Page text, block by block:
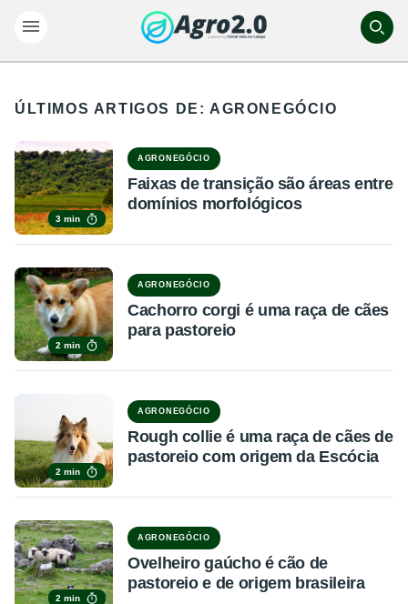
ÚLTIMOS ARTIGOS DE: AGRONEGÓCIO
3 min
AGRONEGÓCIO
Faixas de transição são áreas entre
domínios morfológicos
2 min
AGRONEGÓCIO
Cachorro corgi é uma raça de cães
para pastoreio
2 min
AGRONEGÓCIO
Rough collie é uma raça de cães de
pastoreio com origem da Escócia
2 min
AGRONEGÓCIO
Ovelheiro gaúcho é cão de
pastoreio e de origem brasileira